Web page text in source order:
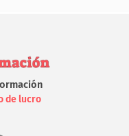
de lucro